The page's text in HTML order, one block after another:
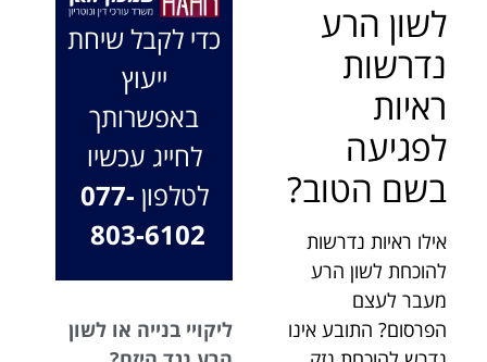
לשון הרע
נדרשות
ראיות
לפגיעה
בשם הטוב?
אילו ראיות נדרשות
להוכחת לשון הרע
מעבר לעצם
הפרסום? התובע אינו
שלי פרו בונו מכל
הלב.
בברכה, משרד
עו"ד שמעון האן
ונוטריון
כדי לקבל שיחת
ייעוץ
באפשרותך
לחייג עכשיו
לטלפון 077-
803-6102
ליקויי בנייה או לשון